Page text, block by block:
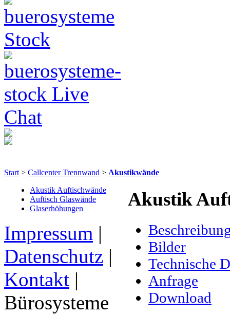
Start > Callcenter Trennwand > Akustikwände
Akustik Auftischwände
Auftisch Glaswände
Glaserhöhungen
Akustik
Bilder
Technische
Anfrage
Download
Impressum |
Datenschutz |
Kontakt |
Bürosysteme